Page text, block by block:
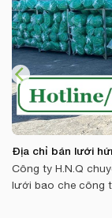
Địa chỉ bán lưới
Công ty H.N.Q
lưới bao che công